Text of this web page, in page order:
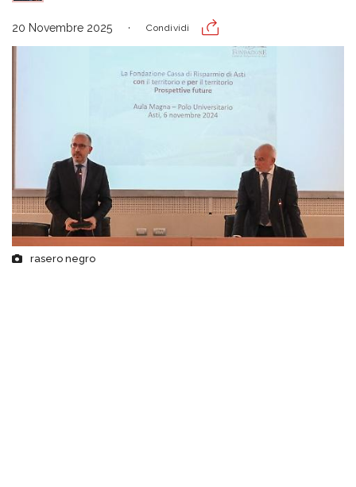
20 Novembre 2025 Condividi
rasero negro